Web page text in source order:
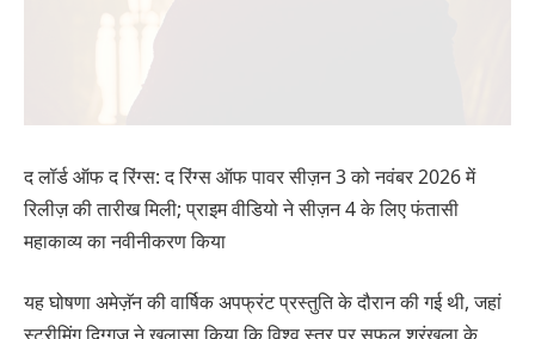
द लॉर्ड ऑफ द रिंग्स: द रिंग्स ऑफ पावर सीज़न 3 को नवंबर 2026 में
रिलीज़ की तारीख मिली; प्राइम वीडियो ने सीज़न 4 के लिए फंतासी
महाकाव्य का नवीनीकरण किया
यह घोषणा अमेज़ॅन की वार्षिक अपफ्रंट प्रस्तुति के दौरान की गई थी, जहां